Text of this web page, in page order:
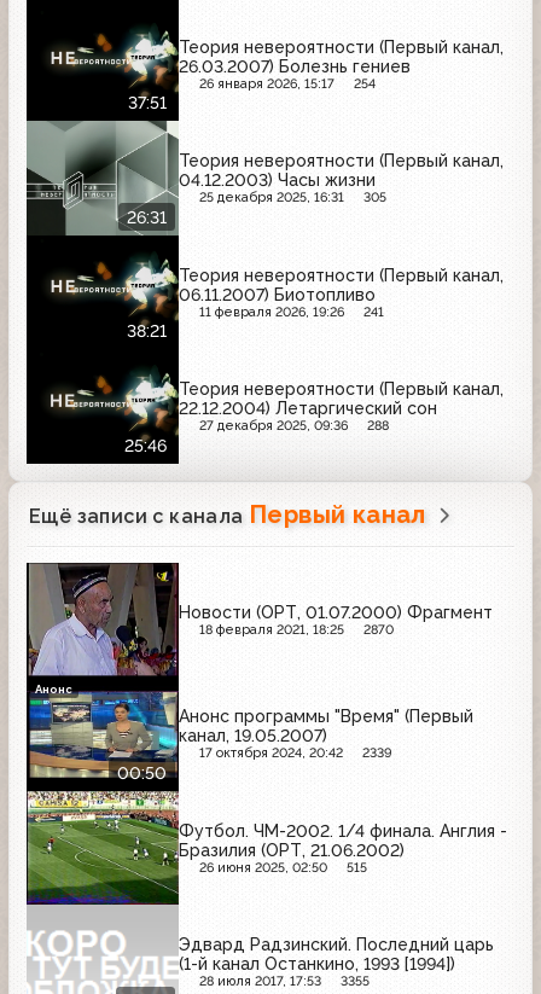
37:51
Теория невероятности (Первый канал,
26.03.2007) Болезнь гениев
26 января 2026, 15:17 254
26:31
Теория невероятности (Первый канал,
04.12.2003) Часы жизни
25 декабря 2025, 16:31 305
38:21
Теория невероятности (Первый канал,
06.11.2007) Биотопливо
11 февраля 2026, 19:26 241
25:46
Теория невероятности (Первый канал,
22.12.2004) Летаргический сон
27 декабря 2025, 09:36 288
Ещё записи с канала Первый канал
Новости (ОРТ, 01.07.2000) Фрагмент
18 февраля 2021, 18:25 2870
00:50
Анонс программы "Время" (Первый
канал, 19.05.2007)
17 октября 2024, 20:42 2339
Анонс
Футбол. ЧМ-2002. 1/4 финала. Англия -
Бразилия (ОРТ, 21.06.2002)
26 июня 2025, 02:50 515
Эдвард Радзинский. Последний царь
(1-й канал Останкино, 1993 [1994])
28 июля 2017, 17:53 3355